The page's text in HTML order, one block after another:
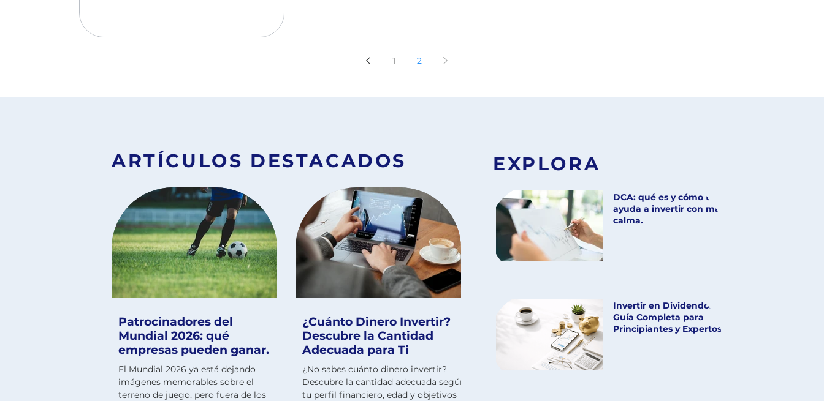
1 2
ARTÍCULOS DESTACADOS
Patrocinadores del
Mundial 2026: qué
empresas pueden ganar.
El Mundial 2026 ya está dejando
imágenes memorables sobre el
terreno de juego, pero fuera de los
¿Cuánto Dinero Invertir?
Descubre la Cantidad
Adecuada para Ti
¿No sabes cuánto dinero invertir?
Descubre la cantidad adecuada según
tu perfil financiero, edad y objetivos
EXPLORA
DCA: qué es y cómo te
ayuda a invertir con más
calma.
Invertir en Dividendos:
Guía Completa para
Principiantes y Expertos